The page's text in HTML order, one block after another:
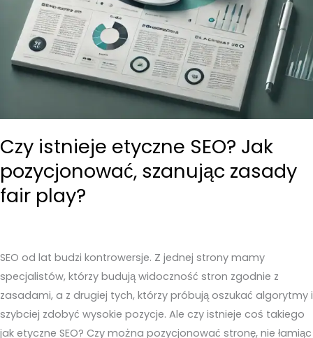
Czy istnieje etyczne SEO? Jak
pozycjonować, szanując zasady
fair play?
SEO od lat budzi kontrowersje. Z jednej strony mamy
specjalistów, którzy budują widoczność stron zgodnie z
zasadami, a z drugiej tych, którzy próbują oszukać algorytmy i
szybciej zdobyć wysokie pozycje. Ale czy istnieje coś takiego
jak etyczne SEO? Czy można pozycjonować stronę, nie łamiąc